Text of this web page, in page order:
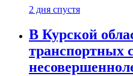
2 дня спустя
В Курской
транспортных